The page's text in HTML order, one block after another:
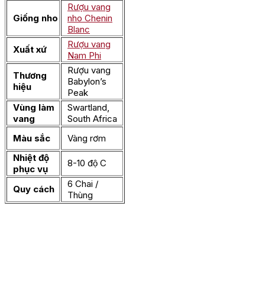
Giống nho
Rượu vang
nho Chenin
Blanc
Xuất xứ
Rượu vang
Nam Phi
Thương
hiệu
Rượu vang
Babylon’s
Peak
Vùng làm
vang
Swartland,
South Africa
Màu sắc
Vàng rơm
Nhiệt độ
phục vụ
8-10 độ C
Quy cách
6 Chai /
Thùng